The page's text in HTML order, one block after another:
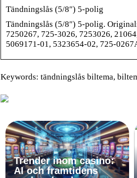
Tändningslås (5/8″) 5-polig
Tändningslås (5/8″) 5-polig.
7250267, 725-3026, 7253026,
5069171-01, 5323654-02, 725-
Keywords: tändningslås biltema,
Trender inom casino:
AI och framtidens